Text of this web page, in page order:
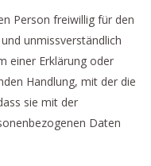
Person freiwillig für den
unmissverständlich
einer Erklärung oder
Handlung, mit der die
sie mit der
Daten